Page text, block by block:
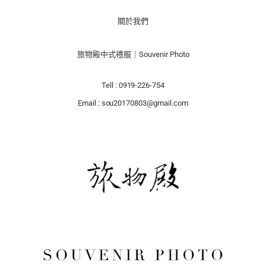
關於我們
旅物殿中式禮服｜Souvenir Photo
Tell : 0919-226-754
Email : sou20170803@gmail.com